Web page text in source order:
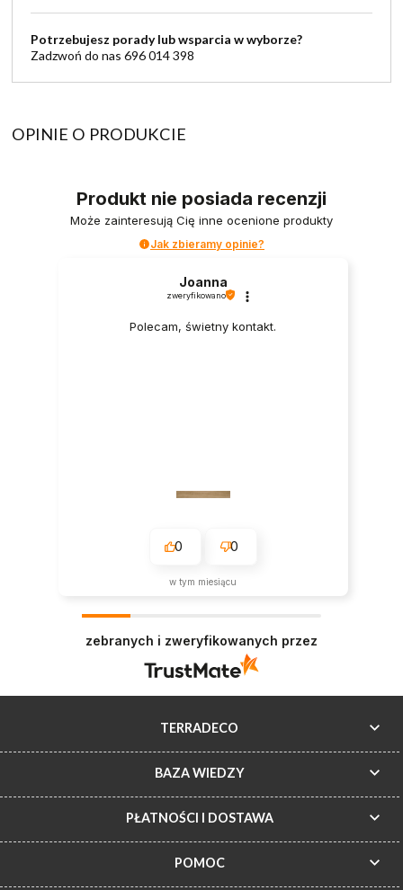
Potrzebujesz porady lub wsparcia w wyborze?
Zadzwoń do nas 696 014 398
OPINIE O PRODUKCIE
Produkt nie posiada recenzji
Może zainteresują Cię inne ocenione produkty
Jak zbieramy opinie?
Joanna
zweryfikowano
Polecam, świetny kontakt.
0 0
w tym miesiącu
zebranych i zweryfikowanych przez
TERRADECO
BAZA WIEDZY
PŁATNOŚCI I DOSTAWA
POMOC